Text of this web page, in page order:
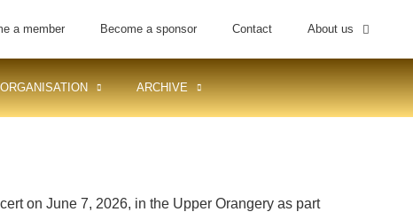
a member Become a sponsor Contact About us
ORGANISATION ARCHIVE
on June 7, 2026, in the Upper Orangery as part